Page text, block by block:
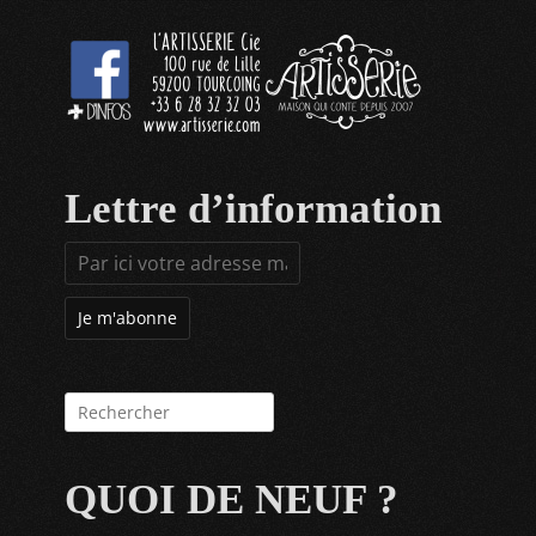
Lettre d’information
Rechercher :
QUOI DE NEUF ?